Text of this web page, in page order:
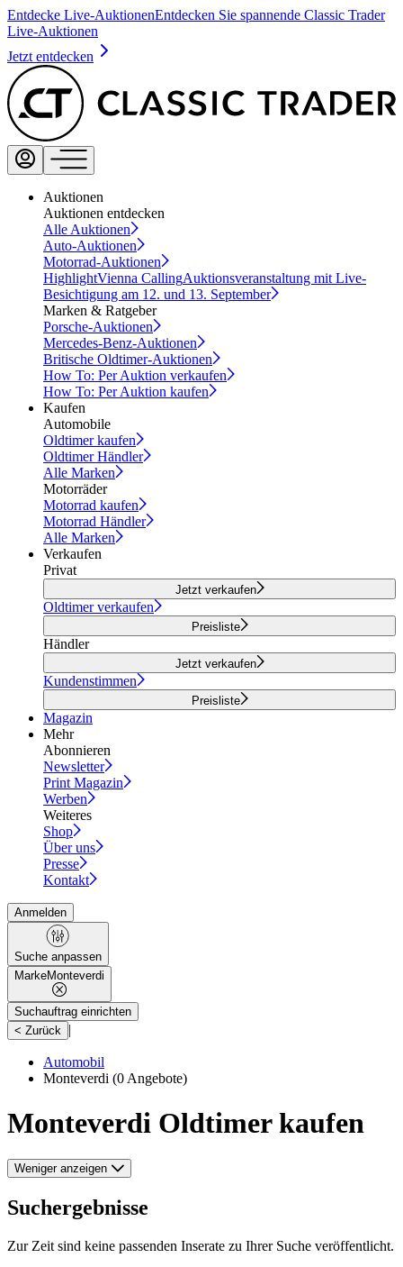
Entdecke Live-AuktionenEntdecken Sie spannende Classic Trader
Live-Auktionen
Jetzt entdecken
Auktionen
Auktionen entdecken
Alle Auktionen
Auto-Auktionen
Motorrad-Auktionen
HighlightVienna CallingAuktionsveranstaltung mit Live-
Besichtigung am 12. und 13. September
Marken & Ratgeber
Porsche-Auktionen
Mercedes-Benz-Auktionen
Britische Oldtimer-Auktionen
How To: Per Auktion verkaufen
How To: Per Auktion kaufen
Kaufen
Automobile
Oldtimer kaufen
Oldtimer Händler
Alle Marken
Motorräder
Motorrad kaufen
Motorrad Händler
Alle Marken
Verkaufen
Privat
Jetzt verkaufen
Oldtimer verkaufen
Preisliste
Händler
Jetzt verkaufen
Kundenstimmen
Preisliste
Magazin
Mehr
Abonnieren
Newsletter
Print Magazin
Werben
Weiteres
Shop
Über uns
Presse
Kontakt
Anmelden
Suche anpassen
MarkeMonteverdi
Suchauftrag einrichten
< Zurück |
Automobil
Monteverdi (0 Angebote)
Monteverdi Oldtimer kaufen
Weniger anzeigen
Suchergebnisse
Zur Zeit sind keine passenden Inserate zu Ihrer Suche veröffentlicht.